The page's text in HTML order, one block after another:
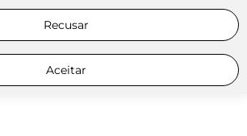
Recusar
Aceitar